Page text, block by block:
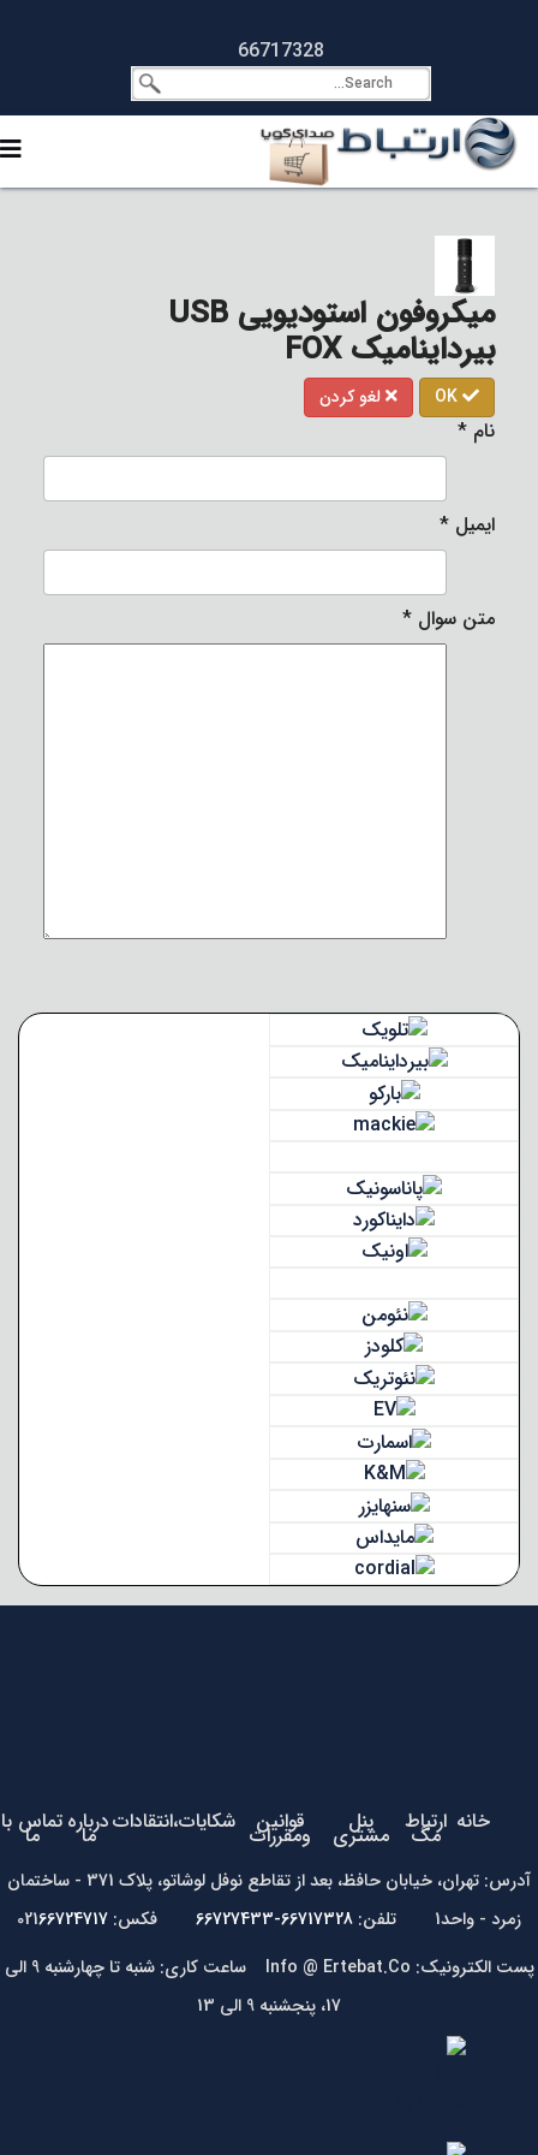
66717328
میکروفون استودیویی USB
بیرداینامیک FOX
OK لغو کردن
نام *
ایمیل *
متن سوال *
خانه ارتباط
مگ پنل
مشتری قوانین
ومقررات شکایات،انتقاداتدرباره
ما تماس با
ما
آدرس: تهران، خیابان حافظ، بعد از تقاطع نوفل لوشاتو، پلاک 371 - ساختمان
زمرد - واحد1 تلفن:
66717328-66727433 فکس: 021 66724717
پست الکترونیک: Info @ Ertebat.Co ساعت کاری: شنبه تا چهارشنبه 9 الی
17، پنجشنبه 9 الی 13